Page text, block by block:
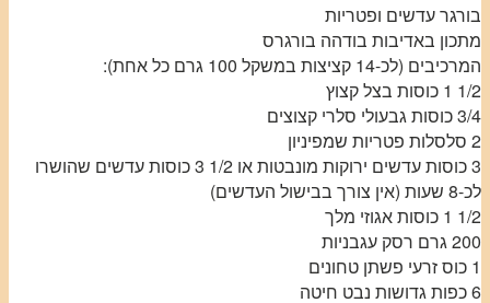
בורגר עדשים ופטריות
מתכון באדיבות בודהה בורגרס
המרכיבים (לכ-14 קציצות במשקל 100 גרם כל אחת):
1/2 1 כוסות בצל קצוץ
3/4 כוסות גבעולי סלרי קצוצים
2 סלסלות פטריות שמפיניון
3 כוסות עדשים ירוקות מונבטות או 1/2 3 כוסות עדשים שהושרו
לכ-8 שעות (אין צורך בבישול העדשים)
1/2 1 כוסות אגוזי מלך
200 גרם רסק עגבניות
1 כוס זרעי פשתן טחונים
6 כפות גדושות נבט חיטה